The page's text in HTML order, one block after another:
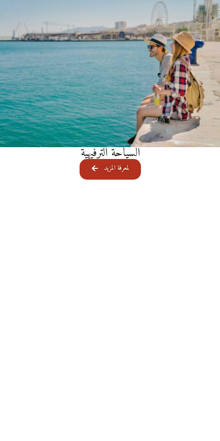
السياحة الترفيهية
لمعرفة المزيد